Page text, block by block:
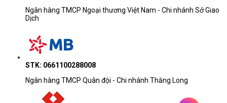
Ngân hàng TMCP Ngoại thương Việt Nam - Chi nhánh Sở Giao
Dịch
STK: 0661100288008
Ngân hàng TMCP Quân đội - Chi nhánh Thăng Long